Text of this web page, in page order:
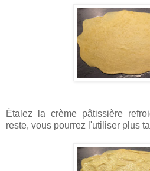
Étalez la crème pâtissière
reste, vous pourrez l'utiliser plus